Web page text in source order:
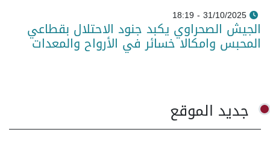
31/10/2025 - 18:19
الجيش الصحراوي يكبد جنود الاحتلال بقطاعي
المحبس وامكالا خسائر في الأرواح والمعدات
جديد الموقع